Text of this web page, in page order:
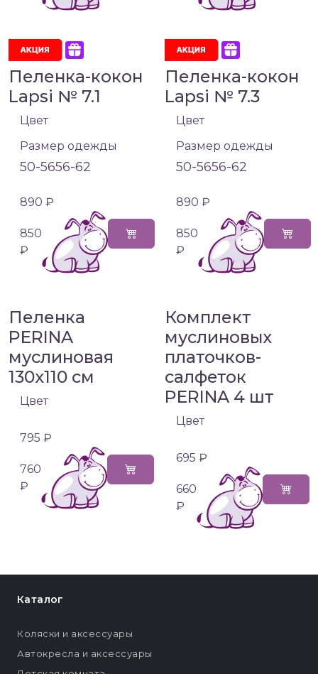
Пеленка-кокон
Lapsi № 7.1
Цвет
Размер одежды
50-5656-62
890 ₽
850
₽
Пеленка-кокон
Lapsi № 7.3
Цвет
Размер одежды
50-5656-62
890 ₽
850
₽
Пеленка
PERINA
муслиновая
130х110 см
Цвет
795 ₽
760
₽
Комплект
муслиновых
платочков-
салфеток
PERINA 4 шт
Цвет
695 ₽
660
₽
Каталог
Коляски и аксессуары
Автокресла и аксессуары